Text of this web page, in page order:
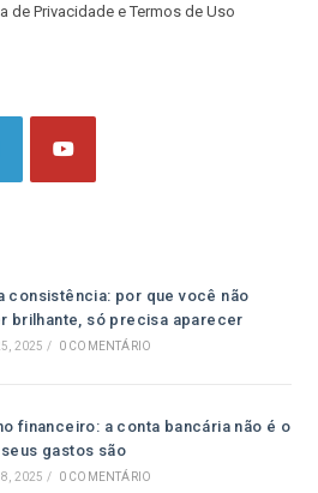
de Privacidade e Termos de Uso
consistência: por que você não
brilhante, só precisa aparecer
2025 / 0 COMENTÁRIO
financeiro: a conta bancária não é o
gastos são
2025 / 0 COMENTÁRIO